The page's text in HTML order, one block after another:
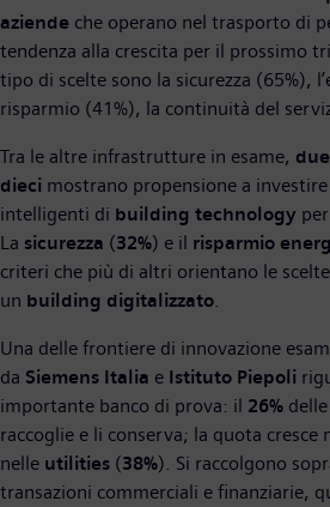
aziende che operano nel trasporto di
tendenza alla crescita per il prossimo
tipo di scelte sono la sicurezza (65%),
risparmio (41%), la continuità del
Tra le altre infrastrutture in esame,
dieci mostrano propensione a
intelligenti di building technology
La sicurezza (32%) e il risparmio
criteri che più di altri orientano le
un building digitalizzato
Una delle frontiere di innovazione
da Siemens Italia e Istituto Piepoli
importante banco di prova: il 26%
raccoglie e li conserva; la quota cresce
nelle utilities (38%). Si raccolgono
transazioni commerciali e finanziarie,